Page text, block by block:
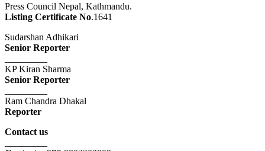
Press Council Nepal, Kathmandu.
Listing Certificate No.1641
Sudarshan Adhikari
Senior Reporter
KP Kiran Sharma
Senior Reporter
Ram Chandra Dhakal
Reporter
Contact us